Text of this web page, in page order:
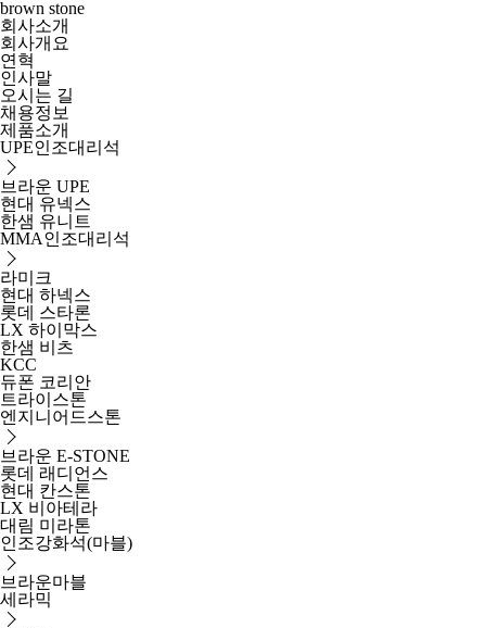
brown stone
회사소개
회사개요
연혁
인사말
오시는 길
채용정보
제품소개
UPE인조대리석
브라운 UPE
현대 유넥스
한샘 유니트
MMA인조대리석
라미크
현대 하넥스
롯데 스타론
LX 하이막스
한샘 비츠
KCC
듀폰 코리안
트라이스톤
엔지니어드스톤
브라운 E-STONE
롯데 래디언스
현대 칸스톤
LX 비아테라
대림 미라톤
인조강화석(마블)
브라운마블
세라믹